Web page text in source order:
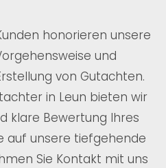
honorieren unsere
und
von Gutachten.
in Leun bieten wir
klare Bewertung Ihres
auf unsere tiefgehende
Sie Kontakt mit uns